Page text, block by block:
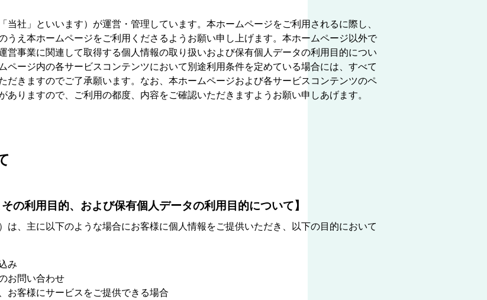
社」といいます）が運営・管理しています。本ホームページをご利用されるに際し、
うえ本ホームページをご利用くださるようお願い申し上げます。本ホームページ以外で
営事業に関連して取得する個人情報の取り扱いおよび保有個人データの利用目的につい
ページ内の各サービスコンテンツにおいて別途利用条件を定めている場合には、すべて
だきますのでご了承願います。なお、本ホームページおよび各サービスコンテンツのペ
りますので、ご利用の都度、内容をご確認いただきますようお願い申しあげます。
の利用目的、および保有個人データの利用目的について】
は、主に以下のような場合にお客様に個人情報をご提供いただき、以下の目的において
み
お問い合わせ
お客様にサービスをご提供できる場合